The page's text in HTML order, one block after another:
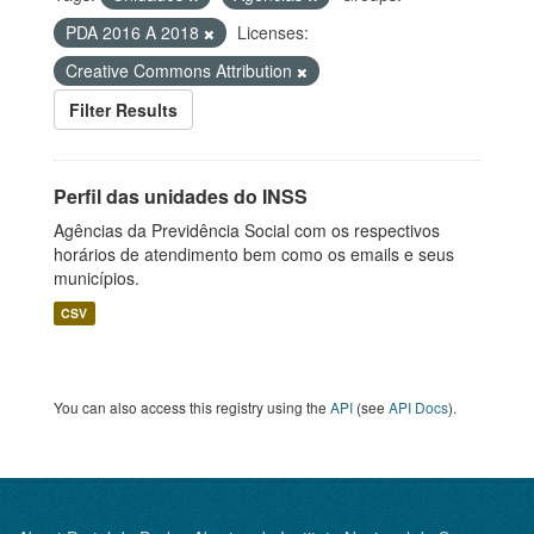
PDA 2016 A 2018
Licenses:
Creative Commons Attribution
Filter Results
Perfil das unidades do INSS
Agências da Previdência Social com os respectivos
horários de atendimento bem como os emails e seus
municípios.
CSV
You can also access this registry using the API (see API Docs).